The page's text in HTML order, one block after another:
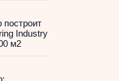
построит
Industry
м2